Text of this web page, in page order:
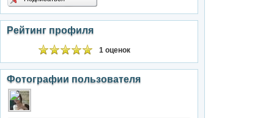
Рейтинг профиля
1 оценок
Фотографии пользователя